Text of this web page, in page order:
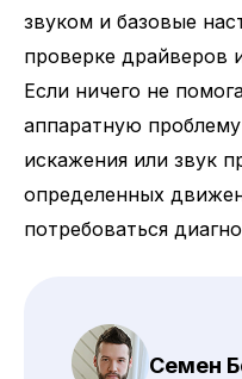
звуком и базовые
проверке драйверов
Если ничего не
аппаратную
искажения или звук
определенных
потребоваться
Семен